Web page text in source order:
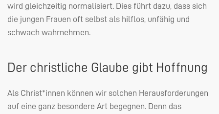
wird gleichzeitig normalisiert. Dies führt dazu, dass sich
die jungen Frauen oft selbst als hilflos, unfähig und
schwach wahrnehmen.
Der christliche Glaube gibt Hoffnung
Als Christ*innen können wir solchen Herausforderungen
auf eine ganz besondere Art begegnen. Denn das